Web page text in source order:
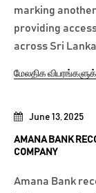
June 13, 2025
AMANA BANK
COMPANY
Amana Bank
marking
providing
across Sri
மேலதிக